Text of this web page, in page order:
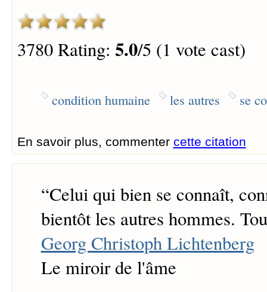
3780 Rating: 5.0/5 (1 vote cast)
condition humaine les autres se
En savoir plus, commenter cette citation
“Celui qui bien se connaît,
bientôt les autres hommes.
Georg Christoph Lichtenberg
Le miroir de l'âme